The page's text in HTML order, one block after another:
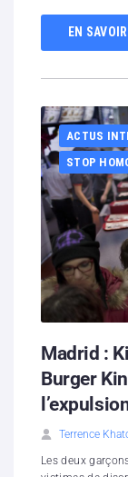
EN
ACTUS
STOP
Madrid :
Burger
Terrence
Les deux